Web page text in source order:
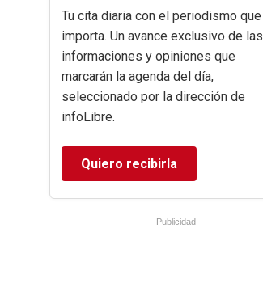
Tu cita diaria con el periodismo que
importa. Un avance exclusivo de las
informaciones y opiniones que
marcarán la agenda del día,
seleccionado por la dirección de
infoLibre.
Quiero recibirla
Publicidad